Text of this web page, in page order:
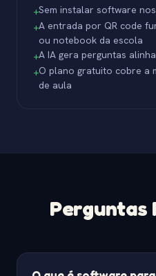
+Sem instalar software
+A entrada por QR code
ou notebook da escola
+A IA gera perguntas
+O plano gratuito cobre a
de aula
Perguntas